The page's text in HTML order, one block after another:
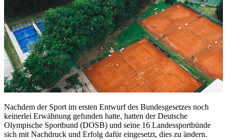
Nachdem der Sport im ersten Entwurf des Bundesgesetzes noch
keinerlei Erwähnung gefunden hatte, hatten der Deutsche
Olympische Sportbund (DOSB) und seine 16 Landessportbünde
sich mit Nachdruck und Erfolg dafür eingesetzt, dies zu ändern.